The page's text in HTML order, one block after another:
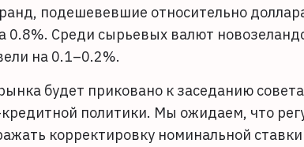
подешевевшие относительно
0.8%. Среди сырьевых валют
на 0.1–0.2%.
будет приковано к заседанию
политики. Мы ожидаем, что
корректировку номинальной